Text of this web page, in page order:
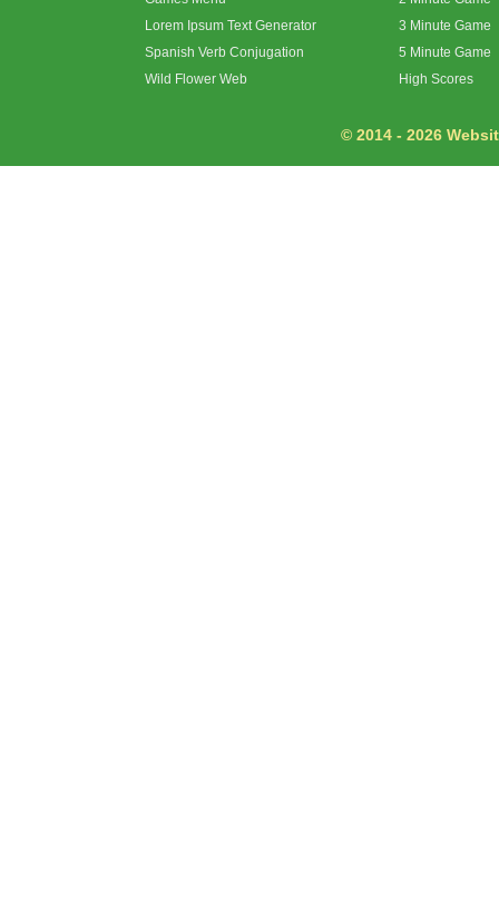
Lorem Ipsum Text Generator
Spanish Verb Conjugation
Wild Flower Web
3 Minute Game
5 Minute Game
High Scores
© 2014 - 2026